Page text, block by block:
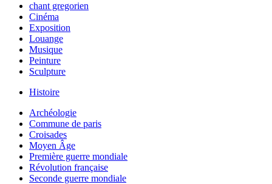
chant gregorien
Cinéma
Exposition
Louange
Musique
Peinture
Sculpture
Histoire
Archéologie
Commune de paris
Croisades
Moyen Âge
Première guerre mondiale
Révolution française
Seconde guerre mondiale